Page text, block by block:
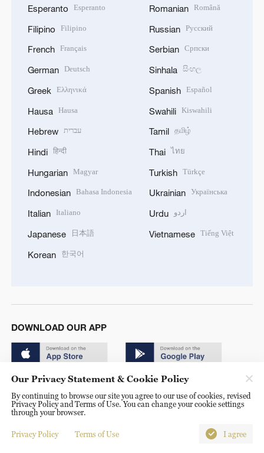
Esperanto Esperanto
Filipino Filipino
French Français
German Deutsch
Greek Ελληνικά
Hausa Hausa
Hebrew עברית
Hindi हिन्दी
Hungarian Magyar
Indonesian Bahasa Indonesia
Italian Italiano
Japanese 日本語
Korean 한국어
Romanian Română
Russian Русский
Serbian Српски
Sinhala සිංහල
Spanish Español
Swahili Kiswahili
Tamil தமிழ்
Thai ไทย
Turkish Türkçe
Ukrainian Українська
Urdu اردو
Vietnamese Tiếng Việt
DOWNLOAD OUR APP
© China Radio International.CRI. All Rights Reserved. 16A
Shijingshan Road, Beijing, China. 100040
Our Privacy Statement & Cookie Policy
By continuing to browse our site you agree to our use of cookies, revised
Privacy Policy and Terms of Use. You can change your cookie settings
through your browser.
Privacy Policy Terms of Use I agree